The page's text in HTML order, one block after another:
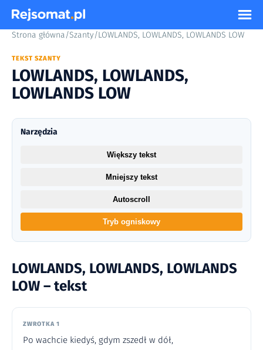
Strona główna/Szanty/LOWLANDS, LOWLANDS, LOWLANDS LOW
TEKST SZANTY
LOWLANDS, LOWLANDS,
LOWLANDS LOW
LOWLANDS, LOWLANDS, LOWLANDS
LOW – tekst
ZWROTKA 1
Po wachcie kiedyś, gdym zszedł w dół,
Narzędzia
Większy tekst
Mniejszy tekst
Autoscroll
Tryb ogniskowy